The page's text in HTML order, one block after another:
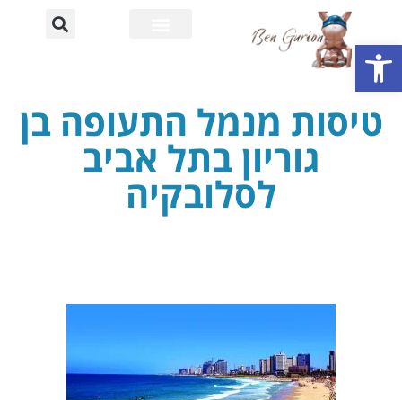
טיסות מנמל התעופה בן
גוריון בתל אביב
לסלובקיה
פתח סרגל נגישות